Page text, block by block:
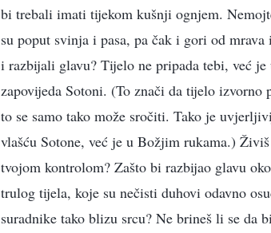
bi trebali imati tijekom kušnji ognjem.
su poput svinja i pasa, pa čak i gori od
i razbijali glavu? Tijelo ne pripada tebi, već
zapovijeda Sotoni. (To znači da tijelo
to se samo tako može sročiti. Tako je
vlašću Sotone, već je u Božjim rukama.)
tvojom kontrolom? Zašto bi razbijao glavu
trulog tijela, koje su nečisti duhovi odavno
suradnike tako blizu srcu? Ne brineš li se